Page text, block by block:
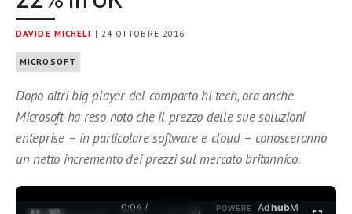
DAVIDE MICHELI | 24 OTTOBRE 2016
MICROSOFT
Dopo altri big player del comparto hi tech, ora anche
Microsoft ha reso noto che il prezzo delle sue soluzioni
enteprise – in particolare software e cloud – conosceranno
un netto incremento dei prezzi sul mercato britannico.
0:04 /
POWERE
AdhubM